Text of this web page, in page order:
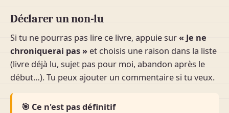
Déclarer un non-lu
Si tu ne pourras pas lire ce livre, appuie sur« Je ne
chroniquerai pas » et choisis une raison dans la liste
(livre déjà lu, sujet pas pour moi, abandon après le
début…). Tu peux ajouter un commentaire si tu veux.
🎯 Ce n'est pas définitif